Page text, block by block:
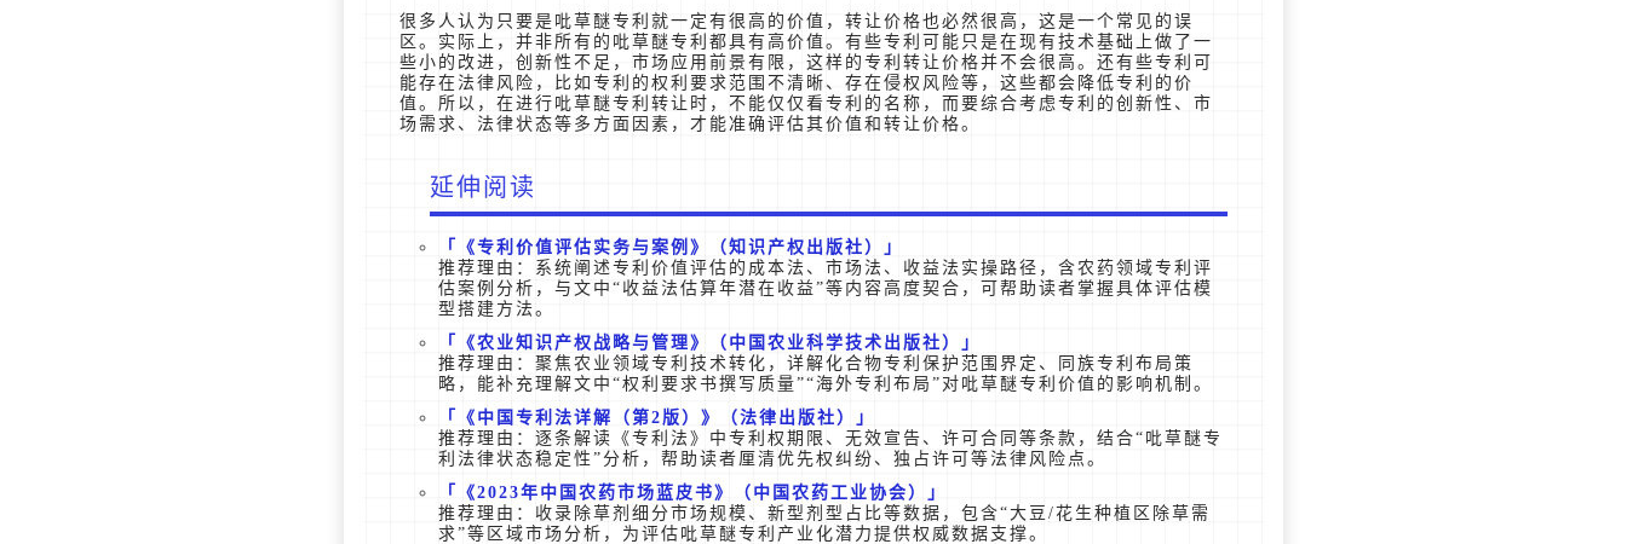
很多人认为只要是吡草醚专利就一定有很高的价值，转让价格也必然很高，这是一个常见的误
区。实际上，并非所有的吡草醚专利都具有高价值。有些专利可能只是在现有技术基础上做了一
些小的改进，创新性不足，市场应用前景有限，这样的专利转让价格并不会很高。还有些专利可
能存在法律风险，比如专利的权利要求范围不清晰、存在侵权风险等，这些都会降低专利的价
值。所以，在进行吡草醚专利转让时，不能仅仅看专利的名称，而要综合考虑专利的创新性、市
场需求、法律状态等多方面因素，才能准确评估其价值和转让价格。
延伸阅读
《专利价值评估实务与案例》（知识产权出版社）
推荐理由：系统阐述专利价值评估的成本法、市场法、收益法实操路径，含农药领域专利评
估案例分析，与文中“收益法估算年潜在收益”等内容高度契合，可帮助读者掌握具体评估模
型搭建方法。
《农业知识产权战略与管理》（中国农业科学技术出版社）
推荐理由：聚焦农业领域专利技术转化，详解化合物专利保护范围界定、同族专利布局策
略，能补充理解文中“权利要求书撰写质量”“海外专利布局”对吡草醚专利价值的影响机制。
《中国专利法详解（第2版）》（法律出版社）
推荐理由：逐条解读《专利法》中专利权期限、无效宣告、许可合同等条款，结合“吡草醚专
利法律状态稳定性”分析，帮助读者厘清优先权纠纷、独占许可等法律风险点。
《2023年中国农药市场蓝皮书》（中国农药工业协会）
推荐理由：收录除草剂细分市场规模、新型剂型占比等数据，包含“大豆/花生种植区除草需
求”等区域市场分析，为评估吡草醚专利产业化潜力提供权威数据支撑。